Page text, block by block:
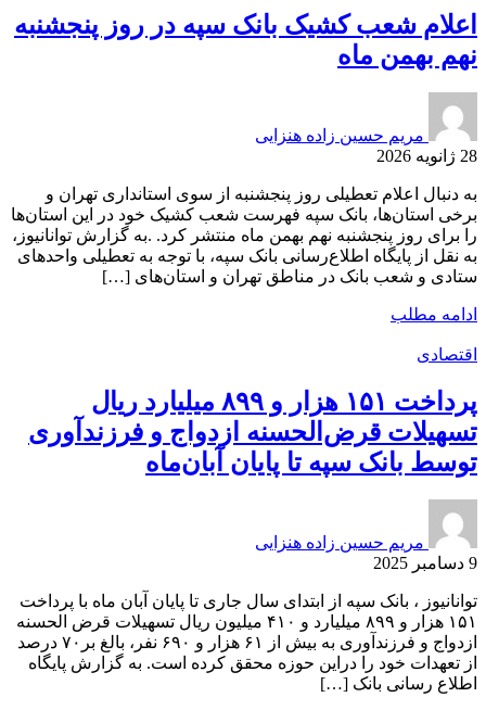
اعلام شعب کشیک بانک سپه در روز پنجشنبه
نهم بهمن ماه
مریم حسین زاده هنزایی
28 ژانویه 2026
به دنبال اعلام تعطیلی روز پنجشنبه از سوی استانداری تهران و
برخی استان‌ها، بانک سپه فهرست شعب کشیک خود در این استان‌ها
را برای روز پنجشنبه نهم بهمن ماه منتشر کرد. .به گزارش توانانیوز،
به نقل از پایگاه اطلاع‌رسانی بانک سپه، با توجه به تعطیلی واحدهای
ستادی و شعب بانک در مناطق تهران و استان‌های […]
ادامه مطلب
اقتصادی
پرداخت ۱۵۱ هزار و ۸۹۹ میلیارد ریال
تسهیلات قرض‌الحسنه ازدواج و فرزندآوری
توسط بانک سپه تا پایان آبان‌ماه
مریم حسین زاده هنزایی
9 دسامبر 2025
توانانیوز ، بانک سپه از ابتدای سال جاری تا پایان آبان ماه با پرداخت
۱۵۱ هزار و ۸۹۹ میلیارد و ۴۱۰ میلیون ریال تسهیلات قرض الحسنه
ازدواج و فرزندآوری به بیش از ۶۱ هزار و ۶۹۰ نفر، بالغ بر۷۰ درصد
از تعهدات خود را دراین حوزه محقق کرده است. به گزارش پایگاه
اطلاع‎ رسانی بانک […]